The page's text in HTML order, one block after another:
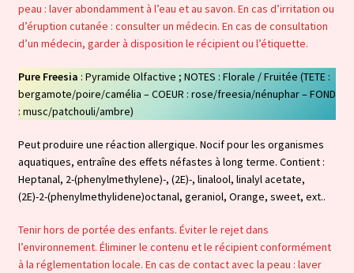
peau : laver abondamment à l’eau et au savon. En cas d’irritation ou
d’éruption cutanée : consulter un médecin. En cas de consultation
d’un médecin, garder à disposition le récipient ou l’étiquette.
Pure Freesia : Pyramide Olfactive ; NOTES : Florale / Fruitée (TETE :
bergamote/poire/camélia – COEUR : rose/freesia/nénuphar – FOND
: musc/patchouli/ambre)
Peut produire une réaction allergique. Nocif pour les organismes
aquatiques, entraîne des effets néfastes à long terme. Contient :
Heptanal, 2-(phenylmethylene)-, (2E)-, linalool, linalyl acetate,
(2E)-2-(phenylmethylidene)octanal, geraniol, Orange, sweet, ext..
Tenir hors de portée des enfants. Éviter le rejet dans
l’environnement. Éliminer le contenu et le récipient conformément
à la réglementation locale. En cas de contact avec la peau : laver